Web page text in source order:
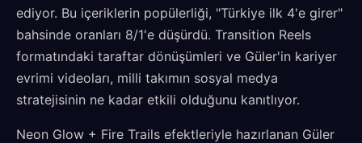
ediyor. Bu içeriklerin popülerliği, "Türkiye ilk 4'e girer"
bahsinde oranları 8/1'e düşürdü. Transition Reels
formatındaki taraftar dönüşümleri ve Güler'in kariyer
evrimi videoları, milli takımın sosyal medya
stratejisinin ne kadar etkili olduğunu kanıtlıyor.
Neon Glow + Fire Trails efektleriyle hazırlanan Güler